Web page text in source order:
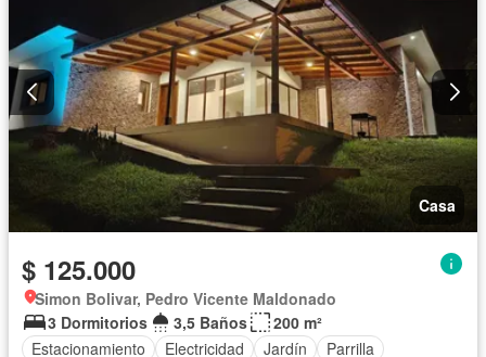
Casa
$ 125.000
Simon Bolivar, Pedro Vicente Maldonado
3 Dormitorios
3,5 Baños
200 m²
Estacionamiento
Electricidad Jardín
Parrilla